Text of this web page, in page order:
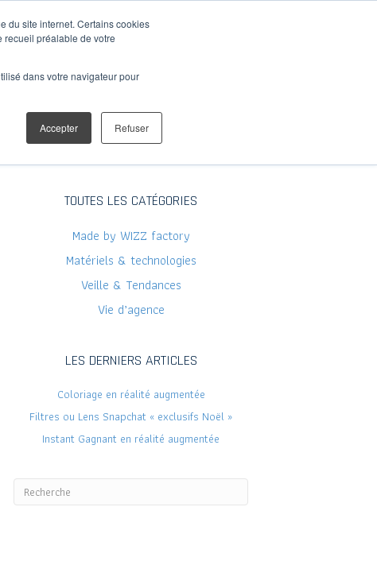
du site internet. Certains cookies
recueil préalable de votre
dans votre navigateur pour
Accepter Refuser
Le Blog Contact
TOUTES LES CATÉGORIES
Made by WIZZ factory
Matériels & technologies
Veille & Tendances
Vie d’agence
LES DERNIERS ARTICLES
Coloriage en réalité augmentée
Filtres ou Lens Snapchat « exclusifs Noël »
Instant Gagnant en réalité augmentée